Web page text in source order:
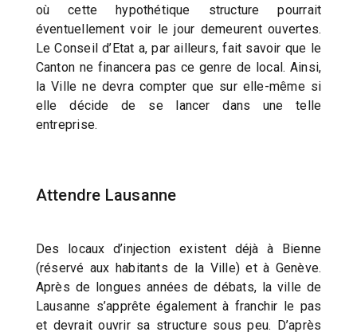
où cette hypothétique structure pourrait
éventuellement voir le jour demeurent ouvertes.
Le Conseil d’Etat a, par ailleurs, fait savoir que le
Canton ne financera pas ce genre de local. Ainsi,
la Ville ne devra compter que sur elle-même si
elle décide de se lancer dans une telle
entreprise.
Attendre Lausanne
Des locaux d’injection existent déjà à Bienne
(réservé aux habitants de la Ville) et à Genève.
Après de longues années de débats, la ville de
Lausanne s’apprête également à franchir le pas
et devrait ouvrir sa structure sous peu. D’après